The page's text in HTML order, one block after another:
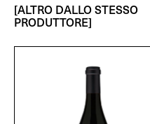
[ALTRO DALLO STESSO
PRODUTTORE]